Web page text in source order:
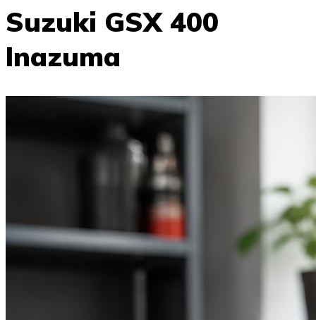
Suzuki GSX 400
Inazuma